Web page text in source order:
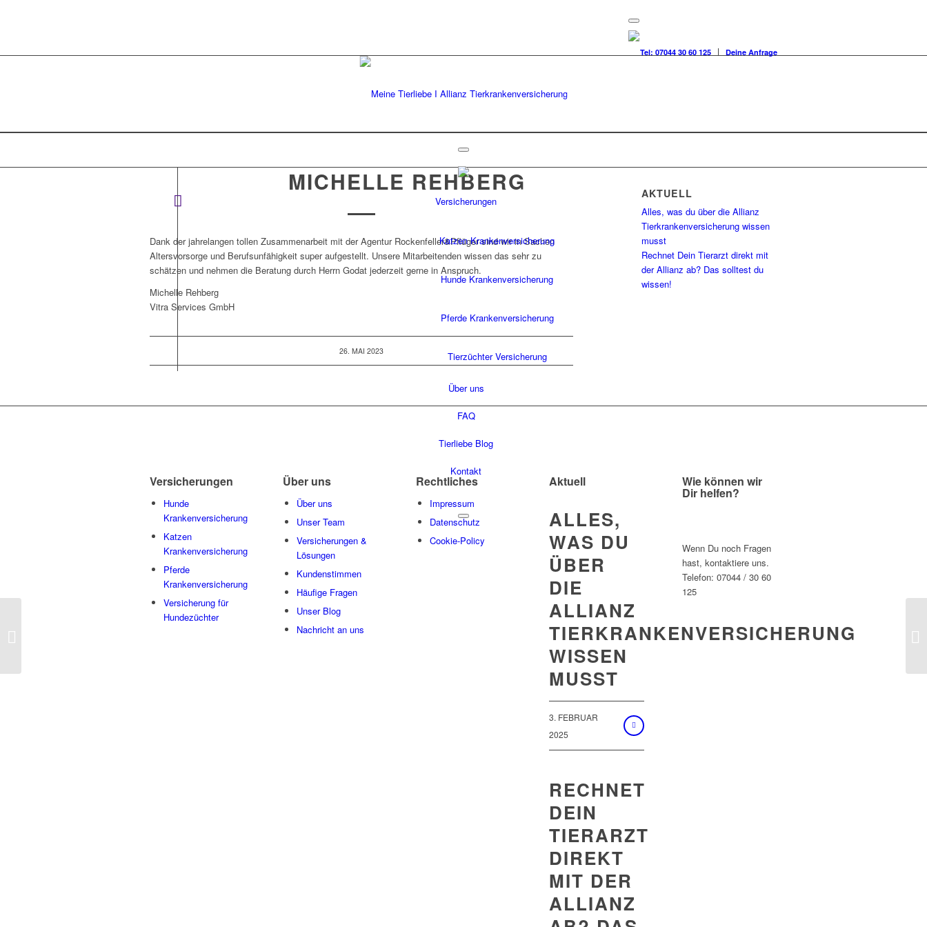
Tel: 07044 30 60 125 Deine Anfrage
Versicherungen
Katzen Krankenversicherung
Hunde Krankenversicherung
Pferde Krankenversicherung
Tierzüchter Versicherung
Über uns
FAQ
Tierliebe Blog
Kontakt
MICHELLE REHBERG
Dank der jahrelangen tollen Zusammenarbeit mit der Agentur Rockenfeller&Pflüger sind wir in Sachen
Altersvorsorge und Berufsunfähigkeit super aufgestellt. Unsere Mitarbeitenden wissen das sehr zu
schätzen und nehmen die Beratung durch Herrn Godat jederzeit gerne in Anspruch.
Michelle Rehberg
Vitra Services GmbH
26. MAI 2023
AKTUELL
Alles, was du über die Allianz
Tierkrankenversicherung wissen
musst
Rechnet Dein Tierarzt direkt mit
der Allianz ab? Das solltest du
wissen!
Versicherungen
Hunde
Krankenversicherung
Katzen
Krankenversicherung
Pferde
Krankenversicherung
Versicherung für
Hundezüchter
Über uns
Über uns
Unser Team
Versicherungen &
Lösungen
Kundenstimmen
Häufige Fragen
Unser Blog
Nachricht an uns
Rechtliches
Impressum
Datenschutz
Cookie-Policy
Aktuell
ALLES,
WAS DU
ÜBER
DIE
ALLIANZ
TIERKRANKENVERSICHERUNG
WISSEN
MUSST
3. FEBRUAR
2025
RECHNET
DEIN
TIERARZT
DIREKT
MIT DER
ALLIANZ
Wie können wir
Dir helfen?
Wenn Du noch Fragen
hast, kontaktiere uns.
Telefon: 07044 / 30 60
125